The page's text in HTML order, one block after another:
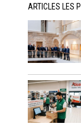
ARTICLES LES